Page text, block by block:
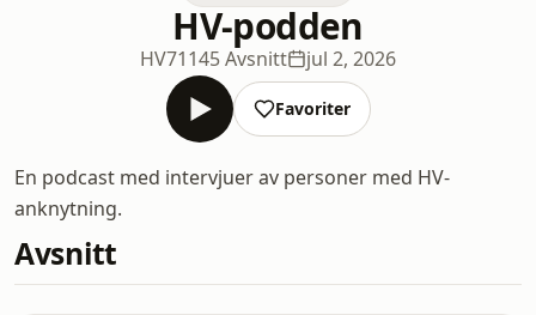
HV-podden
HV71145 Avsnitt jul 2, 2026
Favoriter
En podcast med intervjuer av personer med HV-
anknytning.
Avsnitt